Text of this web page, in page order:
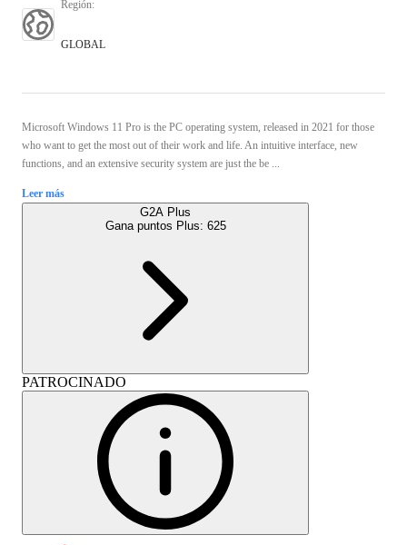
Región:
GLOBAL
Microsoft Windows 11 Pro is the PC operating system, released in 2021 for those
who want to get the most out of their work and life. An intuitive interface, new
functions, and an extensive security system are just the be ...
Leer más
G2A Plus
Gana puntos Plus: 625
PATROCINADO